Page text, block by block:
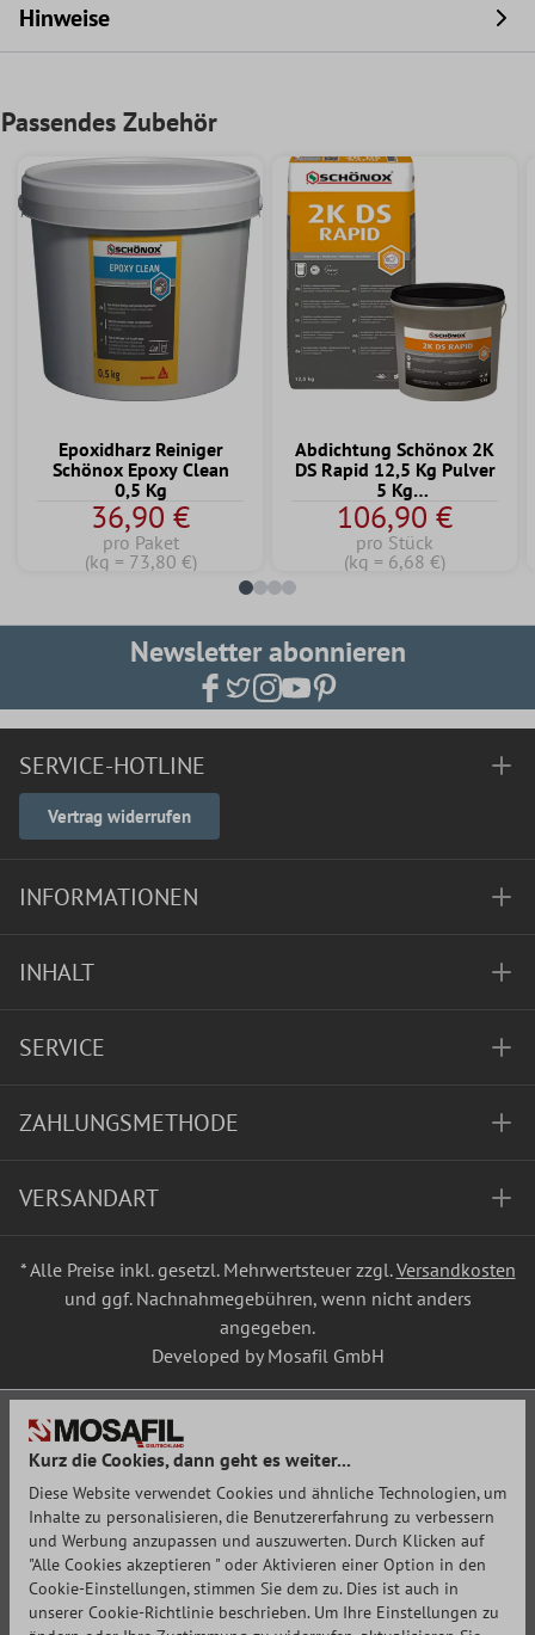
Hinweise
Passendes Zubehör
Epoxidharz Reiniger
Schönox Epoxy Clean
0,5 Kg
36,90 €
pro Paket
(kg = 73,80 €)
Abdichtung Schönox 2K
DS Rapid 12,5 Kg Pulver
5 Kg
Dispersionskomponente
106,90 €
pro Stück
(kg = 6,68 €)
Newsletter abonnieren
SERVICE-HOTLINE
Vertrag widerrufen
INFORMATIONEN
INHALT
SERVICE
ZAHLUNGSMETHODE
VERSANDART
* Alle Preise inkl. gesetzl. Mehrwertsteuer zzgl.Versandkosten
und ggf. Nachnahmegebühren, wenn nicht anders
angegeben.
Developed by Mosafil GmbH
Kurz die Cookies, dann geht es weiter...
Diese Website verwendet Cookies und ähnliche Technologien, um
Inhalte zu personalisieren, die Benutzererfahrung zu verbessern
und Werbung anzupassen und auszuwerten. Durch Klicken auf
"Alle Cookies akzeptieren " oder Aktivieren einer Option in den
Cookie-Einstellungen, stimmen Sie dem zu. Dies ist auch in
unserer Cookie-Richtlinie beschrieben. Um Ihre Einstellungen zu